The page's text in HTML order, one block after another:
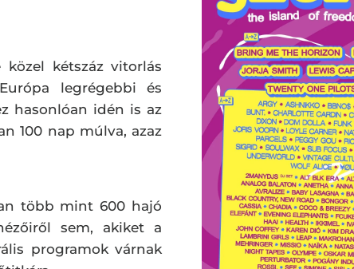
kétszáz vitorlás
legrégebbi és
hasonlóan idén is az
100 nap múlva, azaz
több mint 600 hajó
sem, akiket a
programok várnak